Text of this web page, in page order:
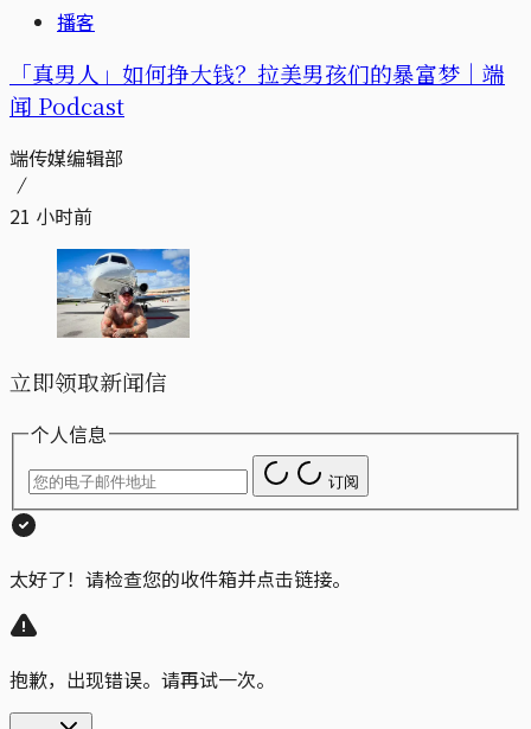
播客
「真男人」如何挣大钱？拉美男孩们的暴富梦｜端
闻 Podcast
端传媒编辑部
21 小时前
立即领取新闻信
个人信息
订阅
太好了！请检查您的收件箱并点击链接。
抱歉，出现错误。请再试一次。